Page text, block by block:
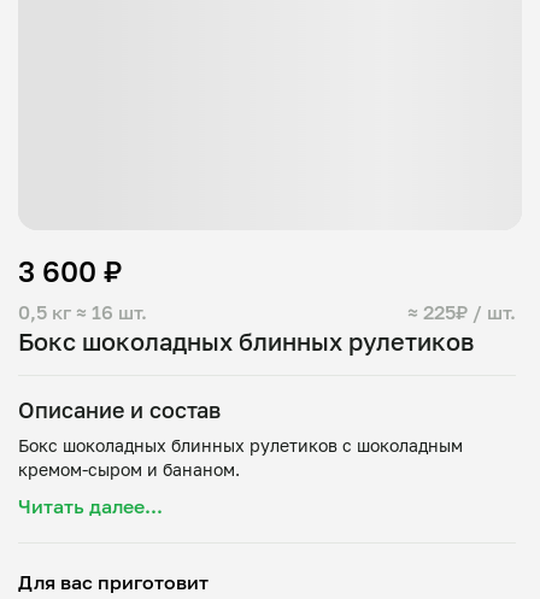
Бокс шоколадных блинных рулетиков
0,5 кг ≈ 16 шт. ≈ 225₽ / шт.
3 600 ₽
Описание и состав
Бокс шоколадных блинных рулетиков с шоколадным
Читать далее...
Для вас приготовит